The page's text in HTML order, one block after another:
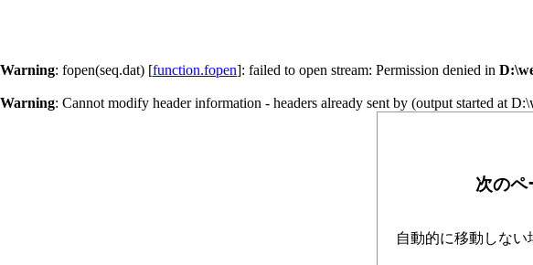
Warning: fopen(seq.dat) [function.fopen]: failed to open stream: Permission denied in
Warning: Cannot modify header information - headers already sent by (output started at
次のペ